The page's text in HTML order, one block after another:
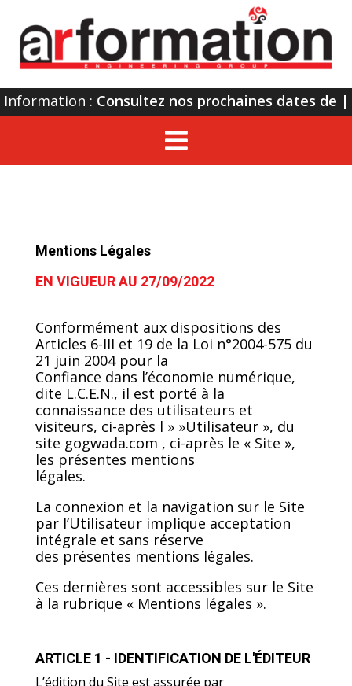
Information : Consultez nos prochaines dates de
form|

Mentions Légales
Conformément aux dispositions des
Articles 6-III et 19 de la Loi n°2004-575 du
21 juin 2004 pour la
Confiance dans l’économie numérique,
dite L.C.E.N., il est porté à la
connaissance des utilisateurs et
visiteurs, ci-après l » »Utilisateur », du
site gogwada.com , ci-après le « Site »,
les présentes mentions
légales.
La connexion et la navigation sur le Site
par l’Utilisateur implique acceptation
intégrale et sans réserve
des présentes mentions légales.
Ces dernières sont accessibles sur le Site
à la rubrique « Mentions légales ».